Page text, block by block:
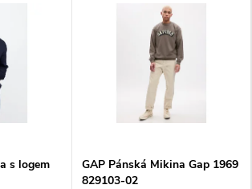
s logem
GAP Pánská Mikina Gap 1969
829103-02